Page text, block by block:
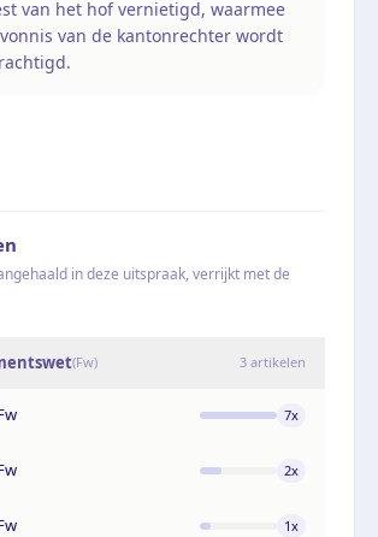
van het hof vernietigd, waarmee
van de kantonrechter wordt
in deze uitspraak, verrijkt met de
(Fw) 3 artikelen
7x
2x
1x